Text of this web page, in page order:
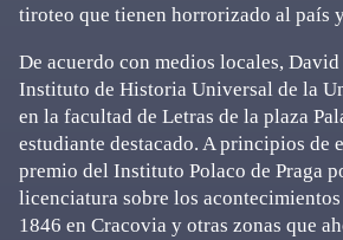
tiroteo que tienen horrorizado al país
De acuerdo con medios locales,
Instituto de Historia Universal de la
en la facultad de Letras de la plaza
estudiante destacado. A principios de
premio del Instituto Polaco de Praga
licenciatura sobre los
1846 en Cracovia y otras zonas que